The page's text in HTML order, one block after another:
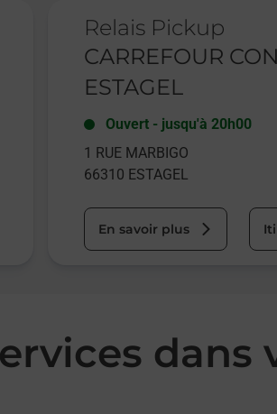
Relais Pickup
CARREFOUR
ESTAGEL
Ouvert- jusqu'à 20h00
1 RUE MARBIGO
66310 ESTAGEL
En savoir plus
dans